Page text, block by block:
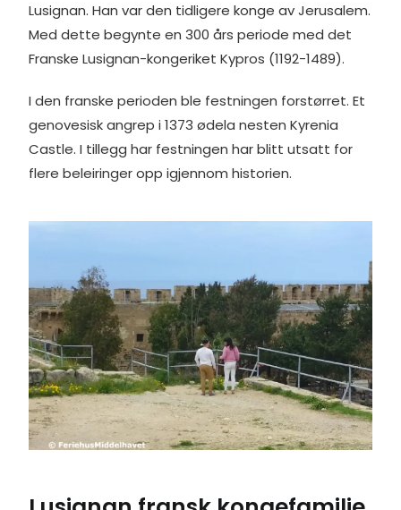
Lusignan. Han var den tidligere konge av Jerusalem.
Med dette begynte en 300 års periode med det
Franske Lusignan-kongeriket Kypros (1192-1489).
I den franske perioden ble festningen forstørret. Et
genovesisk angrep i 1373 ødela nesten Kyrenia
Castle. I tillegg har festningen har blitt utsatt for
flere beleiringer opp igjennom historien.